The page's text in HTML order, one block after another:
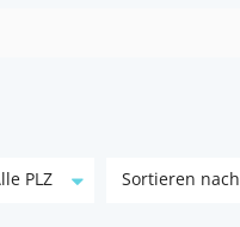
PLZ Sortieren nach